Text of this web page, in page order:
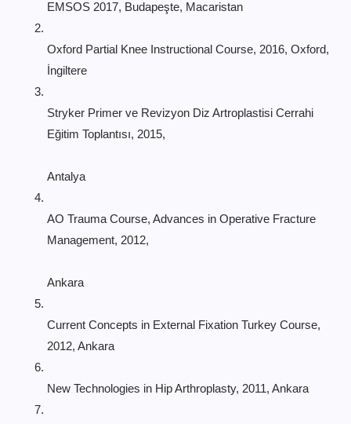
EMSOS 2017, Budapeşte, Macaristan
Oxford Partial Knee Instructional Course, 2016, Oxford,
İngiltere
Stryker Primer ve Revizyon Diz Artroplastisi Cerrahi
Eğitim Toplantısı, 2015,
Antalya
AO Trauma Course, Advances in Operative Fracture
Management, 2012,
Ankara
Current Concepts in External Fixation Turkey Course,
2012, Ankara
New Technologies in Hip Arthroplasty, 2011, Ankara